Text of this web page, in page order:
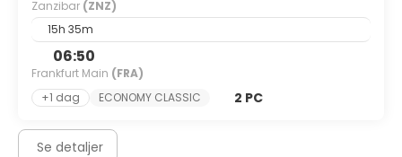
Zanzibar (ZNZ)
15h 35m
06:50
Frankfurt Main (FRA)
+1 dag
ECONOMY CLASSIC 2 PC
Se detaljer